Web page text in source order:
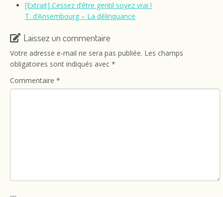
[Extrait] Cessez d’être gentil soyez vrai !
T. d’Ansembourg – La délinquance
Laissez un commentaire
Votre adresse e-mail ne sera pas publiée. Les champs
obligatoires sont indiqués avec *
Commentaire *